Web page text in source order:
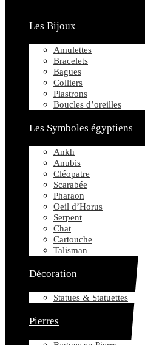
Les Bijoux
Amulettes
Bracelets
Bagues
Colliers
Plastrons
Boucles d’oreilles
Les Symboles égyptiens
Ankh
Anubis
Cléopatre
Scarabée
Pharaon
Oeil d’Horus
Serpent
Chat
Cartouche
Talisman
Décoration
Statues & Statuettes
Pierres